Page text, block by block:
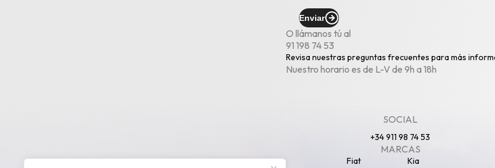
Enviar
O llámanos tú al
91 198 74 53
Revisa nuestras preguntas frecuentes para más
Nuestro horario es de L-V de 9h a 18h
SOCIAL
+34 911 98 74 53
MARCAS
Fiat
Kia